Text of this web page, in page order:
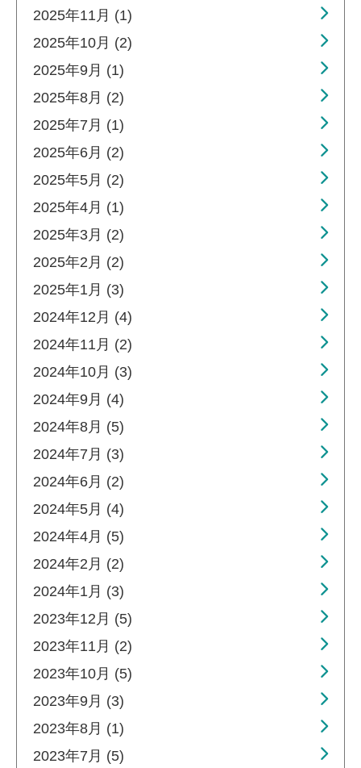
2025年11月 (1)
2025年10月 (2)
2025年9月 (1)
2025年8月 (2)
2025年7月 (1)
2025年6月 (2)
2025年5月 (2)
2025年4月 (1)
2025年3月 (2)
2025年2月 (2)
2025年1月 (3)
2024年12月 (4)
2024年11月 (2)
2024年10月 (3)
2024年9月 (4)
2024年8月 (5)
2024年7月 (3)
2024年6月 (2)
2024年5月 (4)
2024年4月 (5)
2024年2月 (2)
2024年1月 (3)
2023年12月 (5)
2023年11月 (2)
2023年10月 (5)
2023年9月 (3)
2023年8月 (1)
2023年7月 (5)